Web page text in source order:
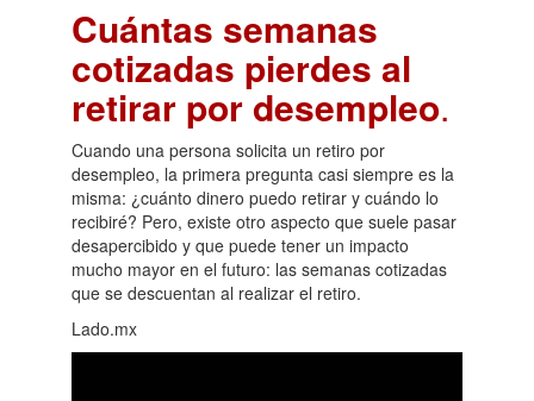
Cuántas semanas
cotizadas pierdes al
retirar por desempleo.
Cuando una persona solicita un retiro por
desempleo, la primera pregunta casi siempre es la
misma: ¿cuánto dinero puedo retirar y cuándo lo
recibiré? Pero, existe otro aspecto que suele pasar
desapercibido y que puede tener un impacto
mucho mayor en el futuro: las semanas cotizadas
que se descuentan al realizar el retiro.
Lado.mx